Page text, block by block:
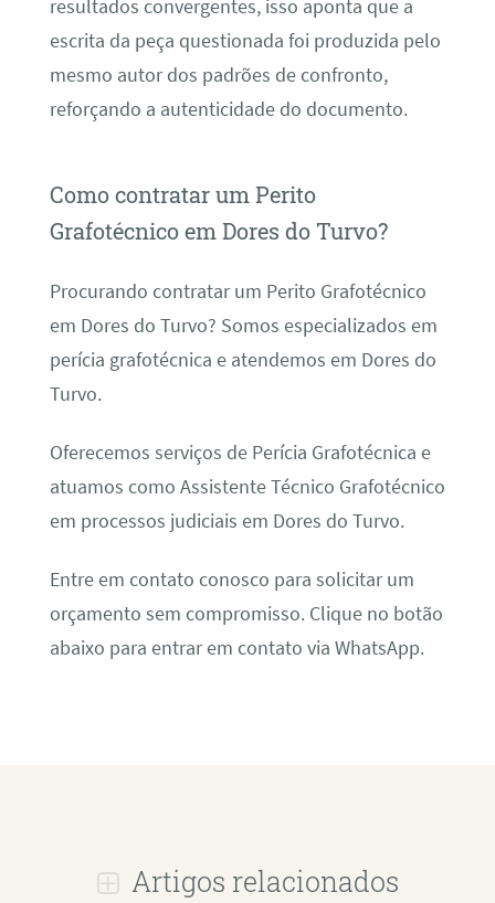
resultados convergentes, isso aponta que a
escrita da peça questionada foi produzida pelo
mesmo autor dos padrões de confronto,
reforçando a autenticidade do documento.
Como contratar um Perito
Grafotécnico em Dores do Turvo?
Procurando contratar um Perito Grafotécnico
em Dores do Turvo? Somos especializados em
perícia grafotécnica e atendemos em Dores do
Turvo.
Oferecemos serviços de Perícia Grafotécnica e
atuamos como Assistente Técnico Grafotécnico
em processos judiciais em Dores do Turvo.
Entre em contato conosco para solicitar um
orçamento sem compromisso. Clique no botão
abaixo para entrar em contato via WhatsApp.
Artigos relacionados